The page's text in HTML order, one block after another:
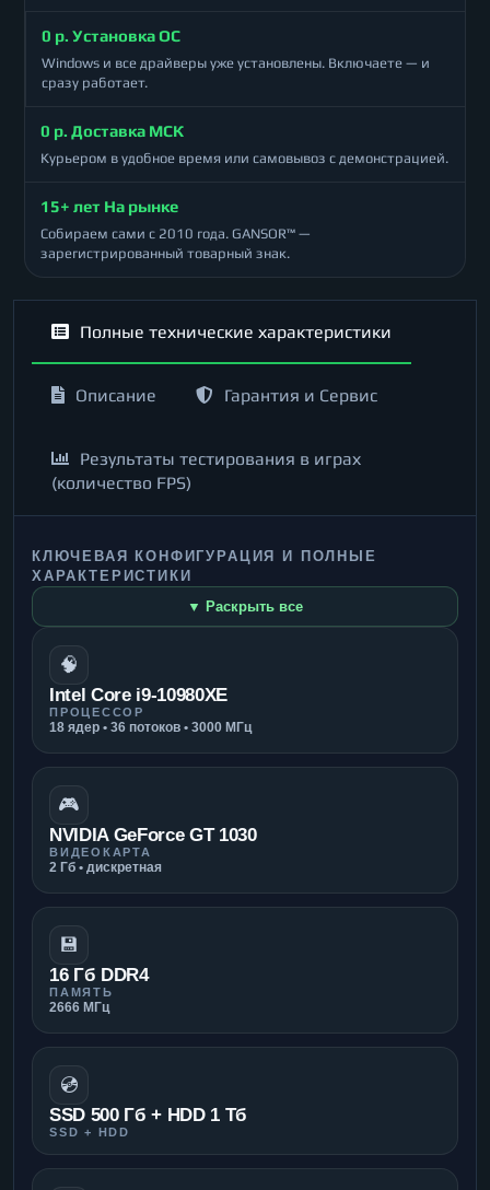
0 р. Установка ОС
Windows и все драйверы уже установлены. Включаете — и
сразу работает.
0 р. Доставка МСК
Курьером в удобное время или самовывоз с демонстрацией.
15+ лет На рынке
Собираем сами с 2010 года. GANSOR™ —
зарегистрированный товарный знак.
Полные технические характеристики
Описание Гарантия и Сервис
Результаты тестирования в играх
(количество FPS)
КЛЮЧЕВАЯ КОНФИГУРАЦИЯ И ПОЛНЫЕ
ХАРАКТЕРИСТИКИ
▼ Раскрыть все
🧠
Intel Core i9-10980XE
ПРОЦЕССОР
18 ядер • 36 потоков • 3000 МГц
🎮
NVIDIA GeForce GT 1030
ВИДЕОКАРТА
2 Гб • дискретная
💾
16 Гб DDR4
ПАМЯТЬ
2666 МГц
💿
SSD 500 Гб + HDD 1 Тб
SSD + HDD